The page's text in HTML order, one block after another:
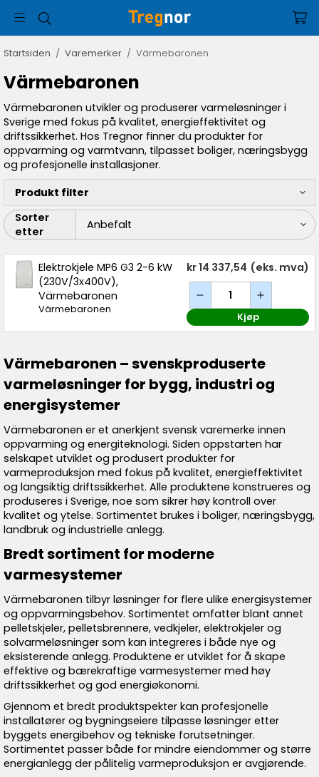
Startsiden / Varemerker / Värmebaronen
Värmebaronen
Värmebaronen utvikler og produserer varmeløsninger i
Sverige med fokus på kvalitet, energieffektivitet og
driftssikkerhet. Hos Tregnor finner du produkter for
oppvarming og varmtvann, tilpasset boliger, næringsbygg
og profesjonelle installasjoner.
Produkt filter
Sorter
etter
Elektrokjele MP6 G3 2-6 kW
(230V/3x400V),
Värmebaronen
Värmebaronen
kr 14 337,54 (eks. mva)
Kjøp
Värmebaronen – svenskproduserte
varmeløsninger for bygg, industri og
energisystemer
Värmebaronen er et anerkjent svensk varemerke innen
oppvarming og energiteknologi. Siden oppstarten har
selskapet utviklet og produsert produkter for
varmeproduksjon med fokus på kvalitet, energieffektivitet
og langsiktig driftssikkerhet. Alle produktene konstrueres og
produseres i Sverige, noe som sikrer høy kontroll over
kvalitet og ytelse. Sortimentet brukes i boliger, næringsbygg,
landbruk og industrielle anlegg.
Bredt sortiment for moderne
varmesystemer
Värmebaronen tilbyr løsninger for flere ulike energisystemer
og oppvarmingsbehov. Sortimentet omfatter blant annet
pelletskjeler, pelletsbrennere, vedkjeler, elektrokjeler og
solvarmeløsninger som kan integreres i både nye og
eksisterende anlegg. Produktene er utviklet for å skape
effektive og bærekraftige varmesystemer med høy
driftssikkerhet og god energiøkonomi.
Gjennom et bredt produktspekter kan profesjonelle
installatører og bygningseiere tilpasse løsninger etter
byggets energibehov og tekniske forutsetninger.
Sortimentet passer både for mindre eiendommer og større
energianlegg der pålitelig varmeproduksjon er avgjørende.